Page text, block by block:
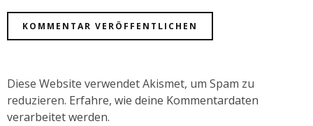
Diese Website verwendet Akismet, um Spam zu
reduzieren. Erfahre, wie deine Kommentardaten
verarbeitet werden.